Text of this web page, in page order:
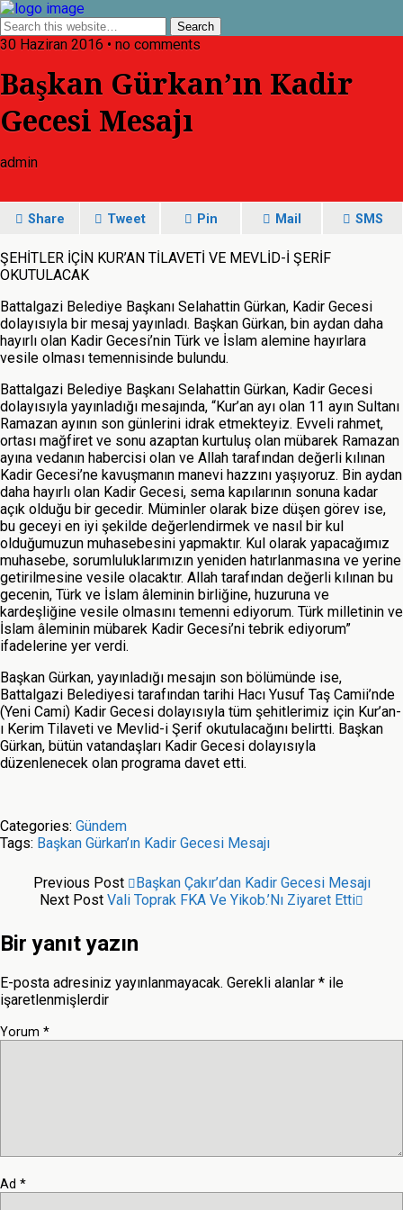
30 Haziran 2016 • no comments
Başkan Gürkan’ın Kadir
Gecesi Mesajı
admin
Share Tweet Pin Mail SMS
ŞEHİTLER İÇİN KUR’AN TİLAVETİ VE MEVLİD-İ ŞERİF
OKUTULACAK
Battalgazi Belediye Başkanı Selahattin Gürkan, Kadir Gecesi
dolayısıyla bir mesaj yayınladı. Başkan Gürkan, bin aydan daha
hayırlı olan Kadir Gecesi’nin Türk ve İslam alemine hayırlara
vesile olması temennisinde bulundu.
Battalgazi Belediye Başkanı Selahattin Gürkan, Kadir Gecesi
dolayısıyla yayınladığı mesajında, “Kur’an ayı olan 11 ayın Sultanı
Ramazan ayının son günlerini idrak etmekteyiz. Evveli rahmet,
ortası mağfiret ve sonu azaptan kurtuluş olan mübarek Ramazan
ayına vedanın habercisi olan ve Allah tarafından değerli kılınan
Kadir Gecesi’ne kavuşmanın manevi hazzını yaşıyoruz. Bin aydan
daha hayırlı olan Kadir Gecesi, sema kapılarının sonuna kadar
açık olduğu bir gecedir. Müminler olarak bize düşen görev ise,
bu geceyi en iyi şekilde değerlendirmek ve nasıl bir kul
olduğumuzun muhasebesini yapmaktır. Kul olarak yapacağımız
muhasebe, sorumluluklarımızın yeniden hatırlanmasına ve yerine
getirilmesine vesile olacaktır. Allah tarafından değerli kılınan bu
gecenin, Türk ve İslam âleminin birliğine, huzuruna ve
kardeşliğine vesile olmasını temenni ediyorum. Türk milletinin ve
İslam âleminin mübarek Kadir Gecesi’ni tebrik ediyorum”
ifadelerine yer verdi.
Başkan Gürkan, yayınladığı mesajın son bölümünde ise,
Battalgazi Belediyesi tarafından tarihi Hacı Yusuf Taş Camii’nde
(Yeni Cami) Kadir Gecesi dolayısıyla tüm şehitlerimiz için Kur’an-
ı Kerim Tilaveti ve Mevlid-i Şerif okutulacağını belirtti. Başkan
Gürkan, bütün vatandaşları Kadir Gecesi dolayısıyla
düzenlenecek olan programa davet etti.
Categories: Gündem
Tags: Başkan Gürkan’ın Kadir Gecesi Mesajı
Previous Post
Başkan Çakır’dan Kadir Gecesi Mesajı
Next Post Vali Toprak FKA Ve Yikob.’nı Ziyaret Etti
Bir yanıt yazın
E-posta adresiniz yayınlanmayacak. Gerekli alanlar * ile
işaretlenmişlerdir
Yorum *
Ad *